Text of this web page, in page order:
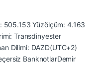
505.153 Yüzölçüm: 4.163
Transdinyester
Dilimi: DAZD(UTC+2)
BanknotlarDemir